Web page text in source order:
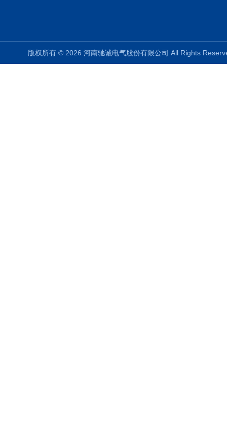
版权所有 © 2026 河南驰诚电气股份有限公司 All Rights